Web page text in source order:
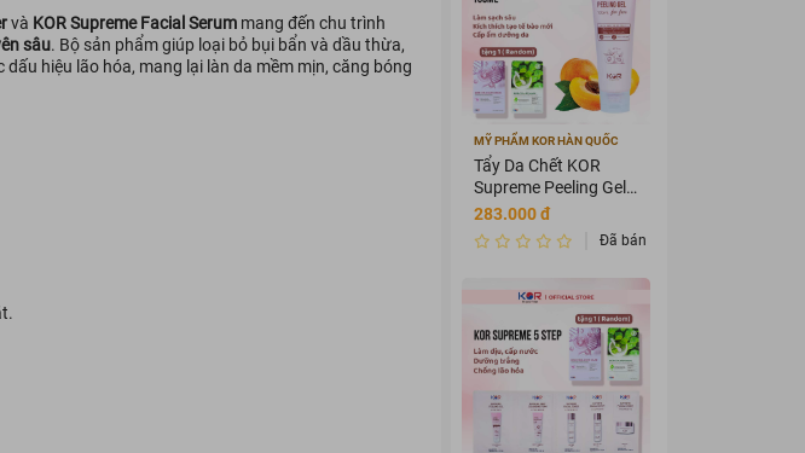
và KOR Supreme Facial Serummang đến chu trình
sâu. Bộ sản phẩm giúp loại bỏ bụi bẩn và dầu thừa,
hiệu lão hóa, mang lại làn da mềm mịn, căng bóng
MỸ PHẨM KOR HÀN QUỐC
Tẩy Da Chết KOR
Supreme Peeling Gel
100ml
283.000 đ
Đã bán 3589875